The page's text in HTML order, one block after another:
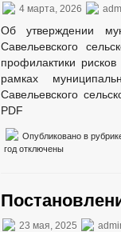
4 марта, 2026
Об утверждении
Савельевского
профилактики
рамках
Савельевского
PDF
Опубликовано в
год отключены
23 мая, 2025